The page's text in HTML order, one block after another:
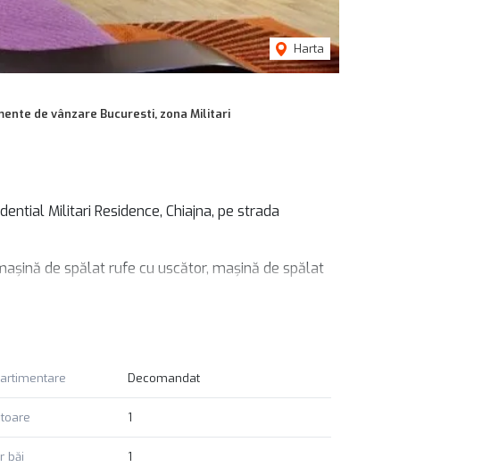
Harta
de vânzare Bucuresti, zona Militari
Militari Residence, Chiajna, pe strada
de spălat rufe cu uscător, mașină de spălat
la geamuri. Se poate achizitiona si prin
Decomandat
1
băi 1